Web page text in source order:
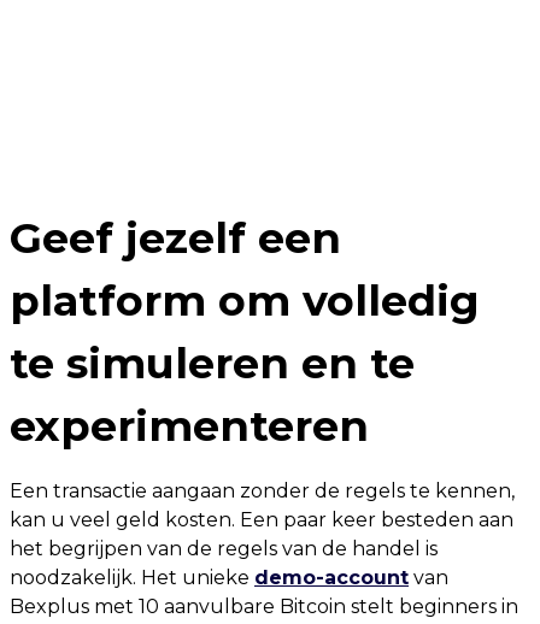
Geef jezelf een
platform om volledig
te simuleren en te
experimenteren
Een transactie aangaan zonder de regels te kennen,
kan u veel geld kosten. Een paar keer besteden aan
het begrijpen van de regels van de handel is
noodzakelijk. Het unieke demo-account van
Bexplus met 10 aanvulbare Bitcoin stelt beginners in